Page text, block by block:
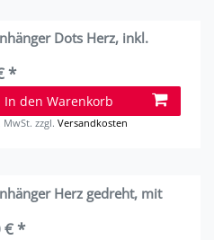
Dots Herz, inkl.
*
In den Warenkorb
MwSt. zzgl.Versandkosten
Herz gedreht, mit
€ *